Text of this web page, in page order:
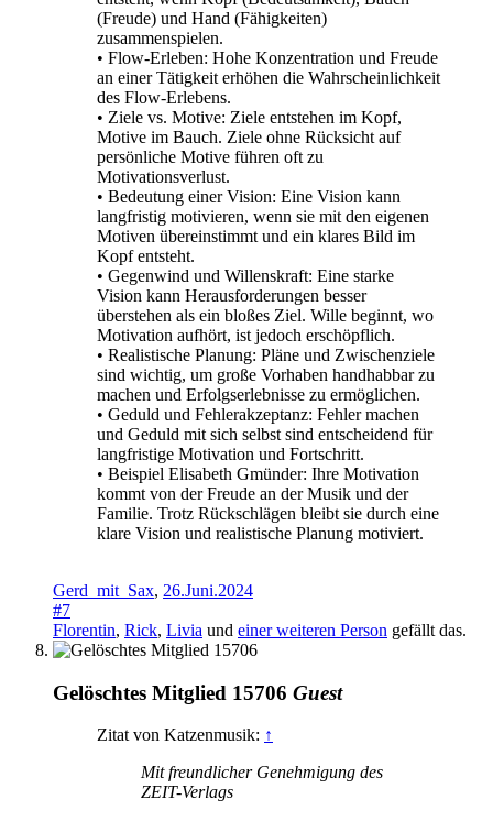
(Freude) und Hand (Fähigkeiten)
zusammenspielen.
• Flow-Erleben: Hohe Konzentration und Freude
an einer Tätigkeit erhöhen die Wahrscheinlichkeit
des Flow-Erlebens.
• Ziele vs. Motive: Ziele entstehen im Kopf,
Motive im Bauch. Ziele ohne Rücksicht auf
persönliche Motive führen oft zu
Motivationsverlust.
• Bedeutung einer Vision: Eine Vision kann
langfristig motivieren, wenn sie mit den eigenen
Motiven übereinstimmt und ein klares Bild im
Kopf entsteht.
• Gegenwind und Willenskraft: Eine starke
Vision kann Herausforderungen besser
überstehen als ein bloßes Ziel. Wille beginnt, wo
Motivation aufhört, ist jedoch erschöpflich.
• Realistische Planung: Pläne und Zwischenziele
sind wichtig, um große Vorhaben handhabbar zu
machen und Erfolgserlebnisse zu ermöglichen.
• Geduld und Fehlerakzeptanz: Fehler machen
und Geduld mit sich selbst sind entscheidend für
langfristige Motivation und Fortschritt.
• Beispiel Elisabeth Gmünder: Ihre Motivation
kommt von der Freude an der Musik und der
Familie. Trotz Rückschlägen bleibt sie durch eine
klare Vision und realistische Planung motiviert.
Gerd_mit_Sax, 26.Juni.2024
#7
Florentin, Rick, Livia und einer weiteren Person gefällt das.
Gelöschtes Mitglied 15706 Guest
Zitat von Katzenmusik: ↑
Mit freundlicher Genehmigung des
ZEIT-Verlags